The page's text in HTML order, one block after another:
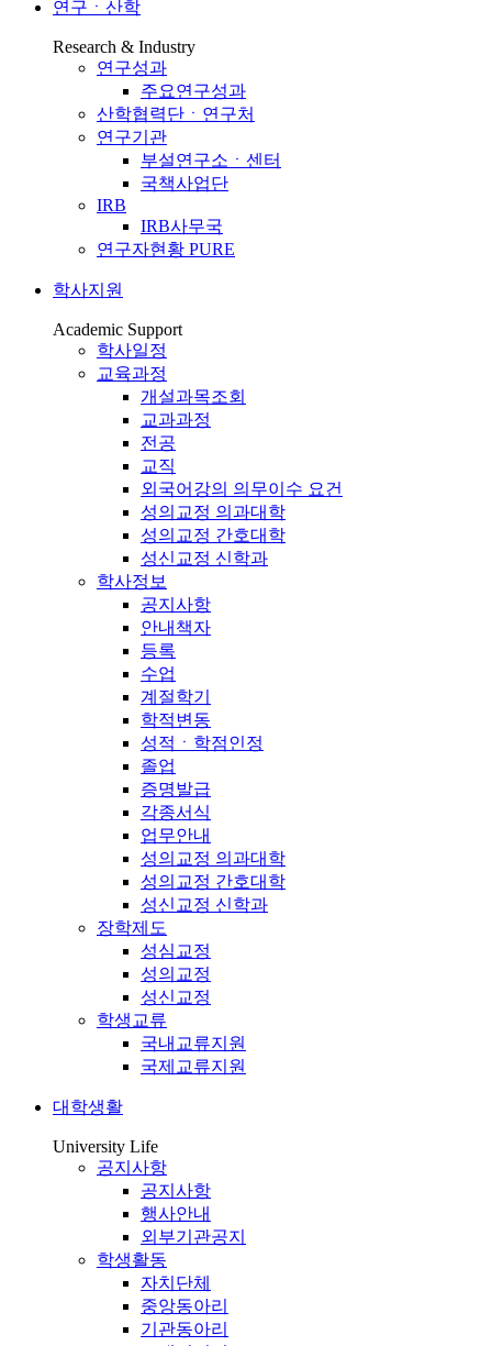
연구ㆍ산학
Research & Industry
연구성과
주요연구성과
산학협력단ㆍ연구처
연구기관
부설연구소ㆍ센터
국책사업단
IRB
IRB사무국
연구자현황 PURE
학사지원
Academic Support
학사일정
교육과정
개설과목조회
교과과정
전공
교직
외국어강의 의무이수 요건
성의교정 의과대학
성의교정 간호대학
성신교정 신학과
학사정보
공지사항
안내책자
등록
수업
계절학기
학적변동
성적ㆍ학점인정
졸업
증명발급
각종서식
업무안내
성의교정 의과대학
성의교정 간호대학
성신교정 신학과
장학제도
성심교정
성의교정
성신교정
학생교류
국내교류지원
국제교류지원
대학생활
University Life
공지사항
공지사항
행사안내
외부기관공지
학생활동
자치단체
중앙동아리
기관동아리